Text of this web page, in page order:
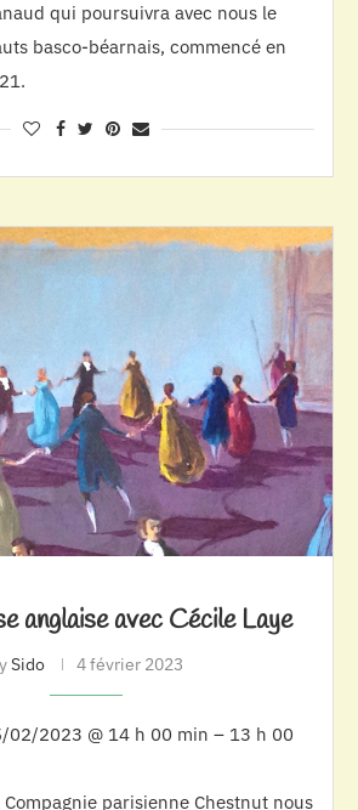
qui poursuivra avec nous le
basco-béarnais, commencé en
anglaise avec Cécile Laye
Sido 4 février 2023
2023 @ 14 h 00 min – 13 h 00
Compagnie parisienne Chestnut nous